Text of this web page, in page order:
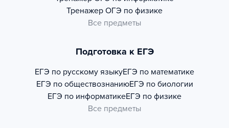
Тренажер ОГЭ по физике
Все предметы
Подготовка к ЕГЭ
ЕГЭ по русскому языкуЕГЭ по математике
ЕГЭ по обществознаниюЕГЭ по биологии
ЕГЭ по информатикеЕГЭ по физике
Все предметы